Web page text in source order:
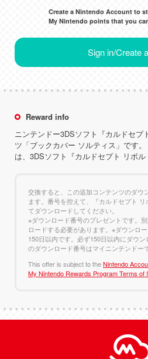
Create a Nintendo Account to
My Nintendo points that you
Sign in/Create
Reward info
ニンテンドー3DSソフト『カルドセプ
ツ「ブックカバー ソルティス」です
は、3DSソフト『カルドセプト リボル
交換すると、この追加コンテンツのダウ
ます。番号を控えて、『カルドセプト
てダウンロードしてください。
※ダウンロード番号のプレゼントです。
ロードする必要があります。※ダウンロ
150日以内です。必ず150日以内にダウ
のダウンロード番号はマイニンテンドー
This offer is subject to theNintendo
My Nintendo Rewards Program Terms of